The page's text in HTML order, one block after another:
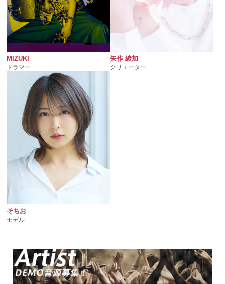
MIZUKI
ドラマー
矢作 綾加
クリエーター
そちお
モデル